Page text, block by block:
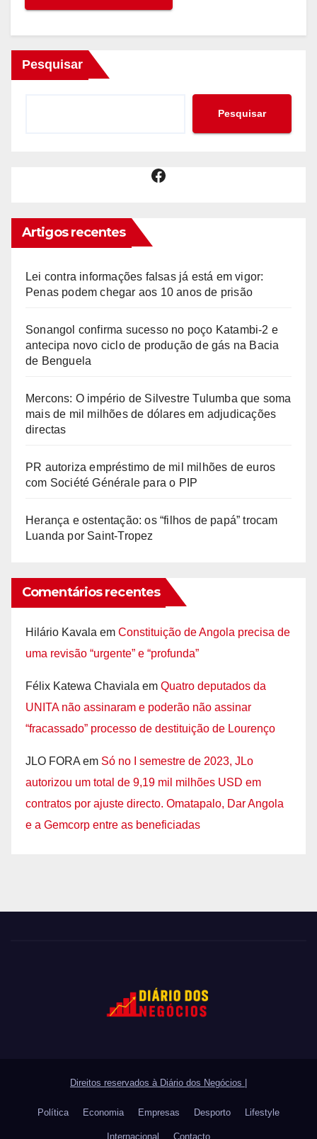
Pesquisar
Pesquisar
Facebook
Artigos recentes
Lei contra informações falsas já está em vigor:
Penas podem chegar aos 10 anos de prisão
Sonangol confirma sucesso no poço Katambi-2 e
antecipa novo ciclo de produção de gás na Bacia
de Benguela
Mercons: O império de Silvestre Tulumba que soma
mais de mil milhões de dólares em adjudicações
directas
PR autoriza empréstimo de mil milhões de euros
com Société Générale para o PIP
Herança e ostentação: os “filhos de papá” trocam
Luanda por Saint-Tropez
Comentários recentes
Hilário Kavala em Constituição de Angola precisa de
uma revisão “urgente” e “profunda”
Félix Katewa Chaviala em Quatro deputados da
UNITA não assinaram e poderão não assinar
“fracassado” processo de destituição de Lourenço
JLO FORA em Só no I semestre de 2023, JLo
autorizou um total de 9,19 mil milhões USD em
contratos por ajuste directo. Omatapalo, Dar Angola
e a Gemcorp entre as beneficiadas
Direitos reservados à Diário dos Negócios |
Política Economia Empresas Desporto Lifestyle
Internacional Contacto